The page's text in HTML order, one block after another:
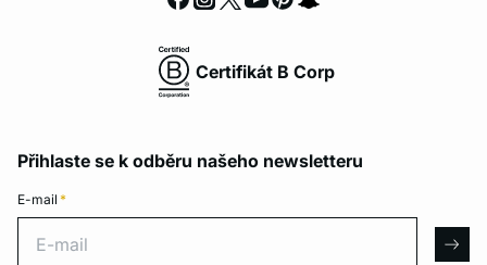
Certifikát B Corp
Přihlaste se k odběru našeho newsletteru
E-mail *